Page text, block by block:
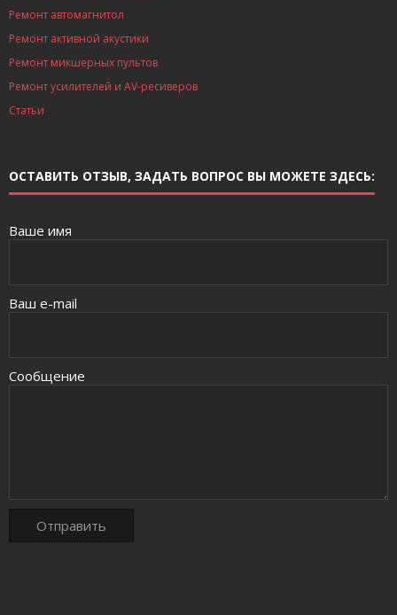
Ремонт автомагнитол
Ремонт активной акустики
Ремонт микшерных пультов
Ремонт усилителей и AV-ресиверов
Статьи
ОСТАВИТЬ ОТЗЫВ, ЗАДАТЬ ВОПРОС ВЫ МОЖЕТЕ ЗДЕСЬ:
Ваше имя
Ваш e-mail
Сообщение